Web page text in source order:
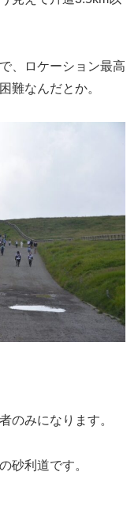
、ロケーション最高
難なんだとか。
のみになります。
砂利道です。